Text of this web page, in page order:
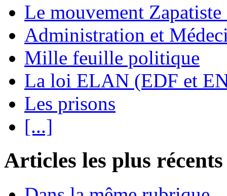
Le mouvement
Administration et
Mille feuille politique
La loi ELAN (EDF et
Les prisons
[...]
Articles les plus récents